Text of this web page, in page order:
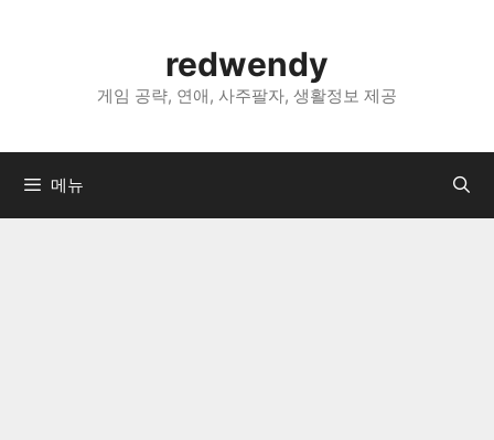
너
redwendy
게임 공략, 연애, 사주팔자, 생활정보 제공
메뉴